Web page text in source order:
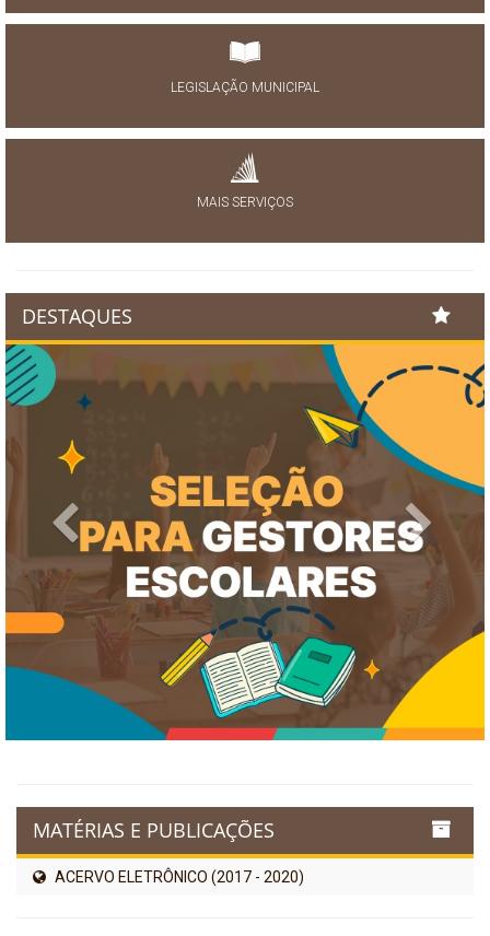
LEGISLAÇÃO MUNICIPAL
MAIS SERVIÇOS
DESTAQUES
Previous Next
MATÉRIAS E PUBLICAÇÕES
ACERVO ELETRÔNICO (2017 - 2020)